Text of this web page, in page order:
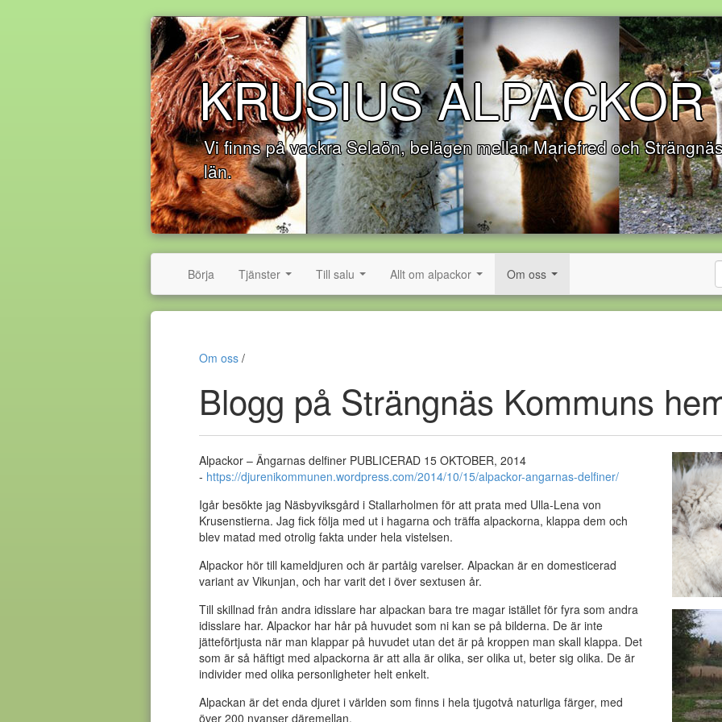
KRUSIUS ALPACKOR
Vi finns på vackra Selaön, belägen mellan Mariefred och
län.
Börja Tjänster Till salu Allt om alpackor Om oss
Om oss /
Blogg på Strängnäs Kommuns
Alpackor – Ängarnas delfiner PUBLICERAD 15 OKTOBER, 2014
- https://djurenikommunen.wordpress.com/2014/10/15/alpackor-angarnas-delfiner/
Igår besökte jag Näsbyviksgård i Stallarholmen för att prata med Ulla-Lena von
Krusenstierna. Jag fick följa med ut i hagarna och träffa alpackorna, klappa dem och
blev matad med otrolig fakta under hela vistelsen.
Alpackor hör till kameldjuren och är partåig varelser. Alpackan är en domesticerad
variant av Vikunjan, och har varit det i över sextusen år.
Till skillnad från andra idisslare har alpackan bara tre magar istället för fyra som andra
idisslare har. Alpackor har hår på huvudet som ni kan se på bilderna. De är inte
jätteförtjusta när man klappar på huvudet utan det är på kroppen man skall klappa. Det
som är så häftigt med alpackorna är att alla är olika, ser olika ut, beter sig olika. De är
individer med olika personligheter helt enkelt.
Alpackan är det enda djuret i världen som finns i hela tjugotvå naturliga färger, med
över 200 nyanser däremellan.